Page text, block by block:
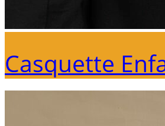
Casquette